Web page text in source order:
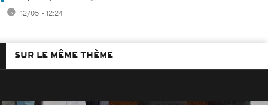
12/05 - 12:24
SUR LE MÊME THÈME